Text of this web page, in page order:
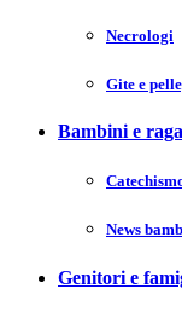
Necrologi
Gite e
Bambini e
News
Genitori e